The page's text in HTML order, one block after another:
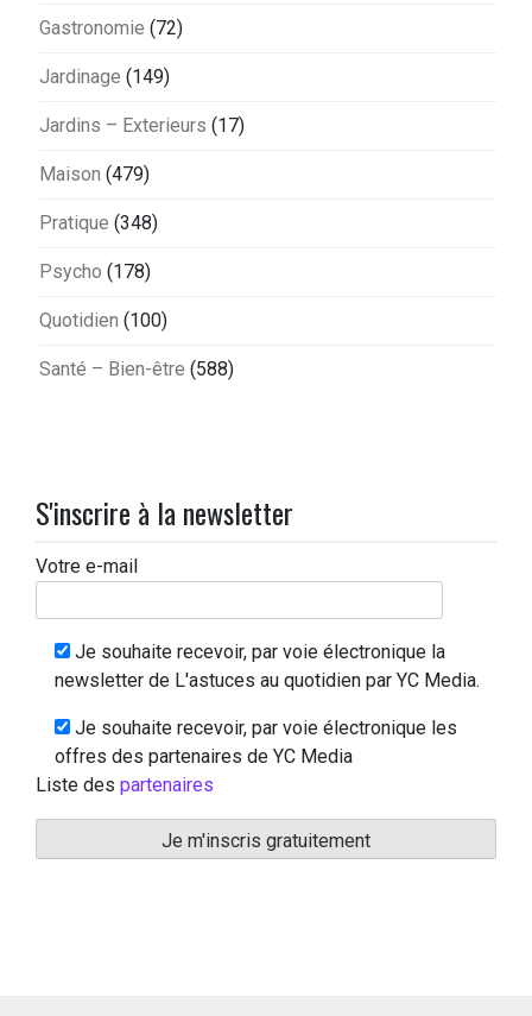
Gastronomie (72)
Jardinage (149)
Jardins – Exterieurs (17)
Maison (479)
Pratique (348)
Psycho (178)
Quotidien (100)
Santé – Bien-être (588)
S'inscrire à la newsletter
Votre e-mail
Je souhaite recevoir, par voie électronique la
newsletter de L'astuces au quotidien par YC Media.
Je souhaite recevoir, par voie électronique les
offres des partenaires de YC Media
Liste des partenaires